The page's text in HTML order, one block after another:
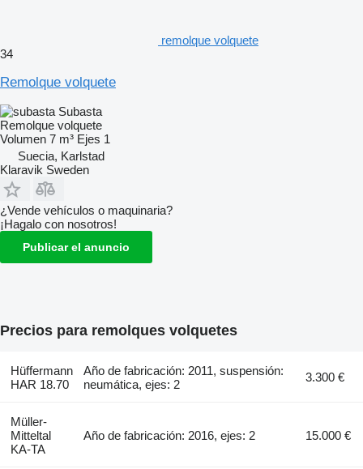
remolque volquete
34
Remolque volquete
Subasta
Remolque volquete
Volumen 7 m³ Ejes 1
Suecia, Karlstad
Klaravik Sweden
¿Vende vehículos o maquinaria?
¡Hagalo con nosotros!
Publicar el anuncio
Precios para remolques volquetes
Hüffermann
HAR 18.70
Año de fabricación: 2011, suspensión:
neumática, ejes: 2
3.300 €
Müller-
Mitteltal
KA-TA
Año de fabricación: 2016, ejes: 2 15.000 €